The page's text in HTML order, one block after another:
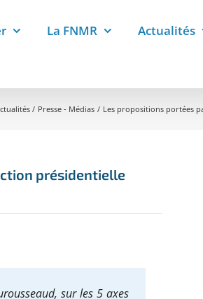
La FNMR Actualités
Presse - Médias Les propositions portées
présidentielle
sur les 5 axes